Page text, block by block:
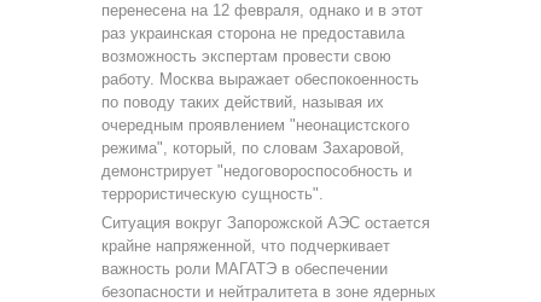
перенесена на 12 февраля, однако и в этот
раз украинская сторона не предоставила
возможность экспертам провести свою
работу. Москва выражает обеспокоенность
по поводу таких действий, называя их
очередным проявлением "неонацистского
режима", который, по словам Захаровой,
демонстрирует "недоговороспособность и
террористическую сущность".
Ситуация вокруг Запорожской АЭС остается
крайне напряженной, что подчеркивает
важность роли МАГАТЭ в обеспечении
безопасности и нейтралитета в зоне ядерных